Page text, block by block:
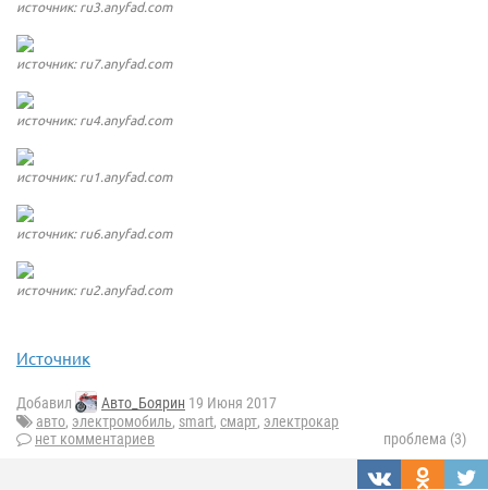
источник: ru3.anyfad.com
источник: ru7.anyfad.com
источник: ru4.anyfad.com
источник: ru1.anyfad.com
источник: ru6.anyfad.com
источник: ru2.anyfad.com
Источник
Добавил Авто_Боярин 19 Июня 2017
авто, электромобиль, smart, смарт, электрокар
нет комментариев
проблема (3)